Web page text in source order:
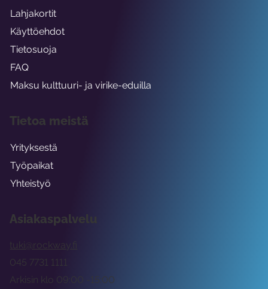
Asiakaspalvelu
tuki@rockway.fi
Arkisin klo 09:00 -15:00
045 7731 1111
Lahjakortit
Käyttöehdot
Tietosuoja
FAQ
Maksu kulttuuri- ja virike-eduilla
Tietoa meistä
Yrityksestä
Työpaikat
Yhteistyö